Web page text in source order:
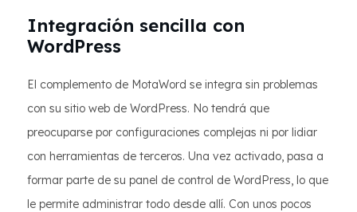
Integración sencilla con
WordPress
El complemento de MotaWord se integra sin problemas
con su sitio web de WordPress. No tendrá que
preocuparse por configuraciones complejas ni por lidiar
con herramientas de terceros. Una vez activado, pasa a
formar parte de su panel de control de WordPress, lo que
le permite administrar todo desde allí. Con unos pocos